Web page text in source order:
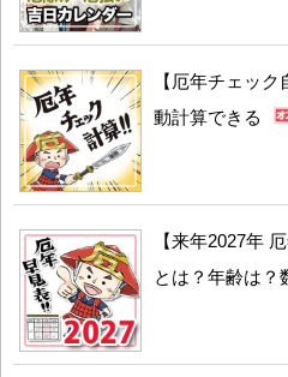
【厄年チェッ
動計算できる
【来年2027年
とは？年齢は？